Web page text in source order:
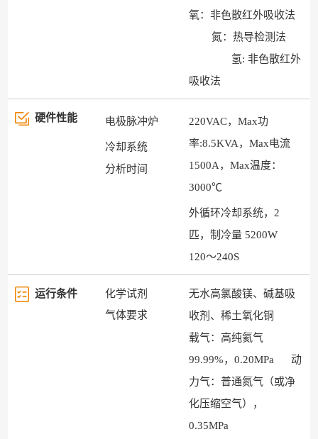
氧：非色散红外吸收法
氮：热导检测法
氢: 非色散红外
吸收法
硬件性能 电极脉冲炉
冷却系统
分析时间
220VAC，Max功
率:8.5KVA，Max电流
1500A，Max温度：
3000℃
外循环冷却系统，2
匹，制冷量 5200W
120～240S
运行条件
化学试剂
气体要求
无水高氯酸镁、碱基吸
收剂、稀土氧化铜
载气：高纯氦气
99.99%，0.20MPa动
力气：普通氮气（或净
化压缩空气），
0.35MPa